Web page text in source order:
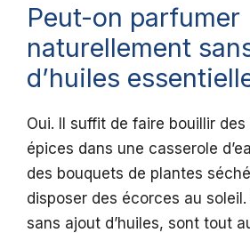
Peut-on parfumer
naturellement
d’huiles
Oui. Il suffit de faire bouillir
épices dans une casserole
des bouquets de plantes
disposer des écorces au
sans ajout d’huiles, sont tout